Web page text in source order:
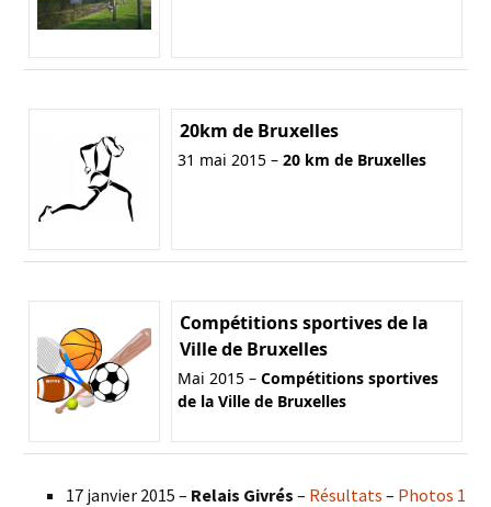
20km de Bruxelles
31 mai 2015 – 20 km de Bruxelles
Compétitions sportives de la
Ville de Bruxelles
Mai 2015 – Compétitions sportives
de la Ville de Bruxelles
17 janvier 2015 – Relais Givrés – Résultats – Photos 1